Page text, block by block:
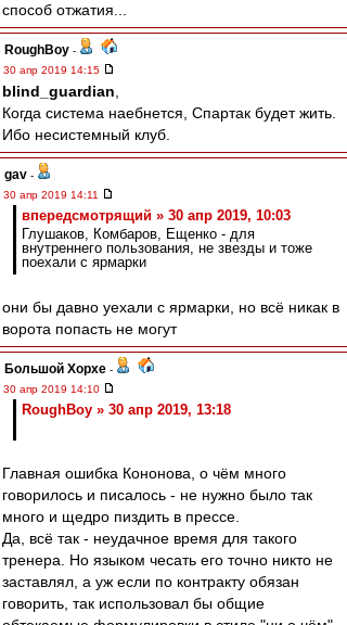
способ отжатия...
RoughBoy -
30 апр 2019 14:15
blind_guardian
Когда система наебнется, Спартак будет жить.
Ибо несистемный клуб.
gav -
30 апр 2019 14:11
впередсмотрящий » 30 апр 2019, 10:03
Глушаков, Комбаров, Ещенко - для
внутреннего пользования, не звезды и тоже
поехали с ярмарки
они бы давно уехали с ярмарки, но всё никак в
ворота попасть не могут
Большой Хорхе -
30 апр 2019 14:10
RoughBoy » 30 апр 2019, 13:18
Главная ошибка Кононова, о чём много
говорилось и писалось - не нужно было так
много и щедро пиздить в прессе.
Да, всё так - неудачное время для такого
тренера. Но языком чесать его точно никто не
заставлял, а уж если по контракту обязан
говорить, так использовал бы общие